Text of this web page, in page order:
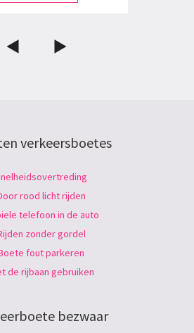
verkeersboetes
rood licht rijden
telefoon in de auto
zonder gordel
fout parkeren
de rijbaan gebruiken
bezwaar